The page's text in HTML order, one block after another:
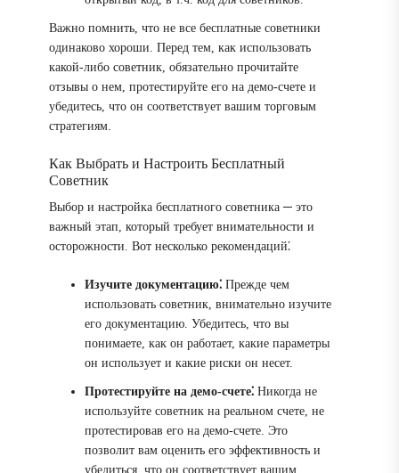
Важно помнить, что не все бесплатные советники
одинаково хороши. Перед тем, как использовать
какой-либо советник, обязательно прочитайте
отзывы о нем, протестируйте его на демо-счете и
убедитесь, что он соответствует вашим торговым
стратегиям.
Как Выбрать и Настроить Бесплатный
Советник
Выбор и настройка бесплатного советника ─ это
важный этап, который требует внимательности и
осторожности. Вот несколько рекомендаций⁚
Изучите документацию⁚ Прежде чем
использовать советник, внимательно изучите
его документацию. Убедитесь, что вы
понимаете, как он работает, какие параметры
он использует и какие риски он несет.
Протестируйте на демо-счете⁚ Никогда не
используйте советник на реальном счете, не
протестировав его на демо-счете. Это
позволит вам оценить его эффективность и
убедиться, что он соответствует вашим